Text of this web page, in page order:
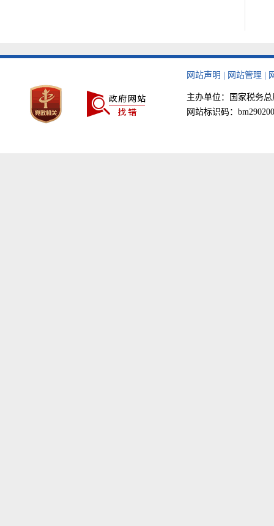
网站声明 网站管理
主办单位：国家税务总
网站标识码：